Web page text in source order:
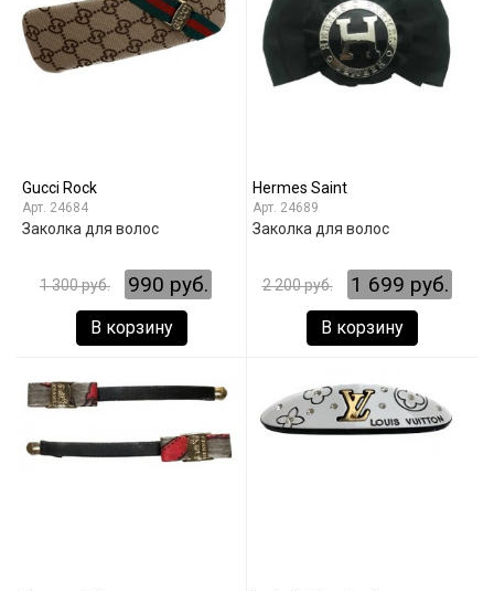
Gucci Rock
24684
Заколка для волос
1 300 руб. 990 руб.
В корзину
Hermes Saint
24689
Заколка для волос
2 200 руб. 1 699 руб.
В корзину